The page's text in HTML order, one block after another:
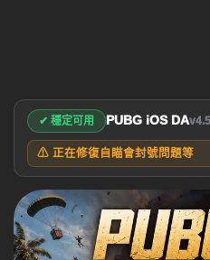
✔ 穩定可用 PUBG iOS DA
⚠ 正在修復自瞄會封號問題等